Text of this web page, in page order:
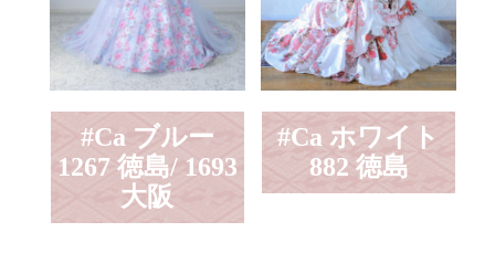
#Ca ブルー
1267 徳島/ 1693
大阪
#Ca ホワイト
882 徳島